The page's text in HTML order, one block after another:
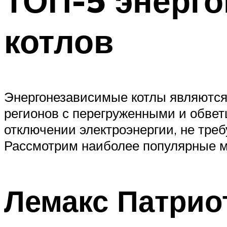
котлов
Энергонезависимые котлы
регионов с перегруженными и
отключении электроэнергии, не
Рассмотрим наиболее популярные
Лемакс